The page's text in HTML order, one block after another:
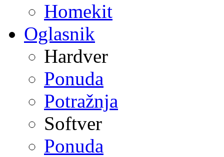
Homekit
Oglasnik
Hardver
Ponuda
Potražnja
Softver
Ponuda